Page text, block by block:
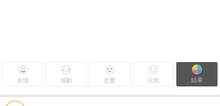
友情 感動 恋愛 元気 結果